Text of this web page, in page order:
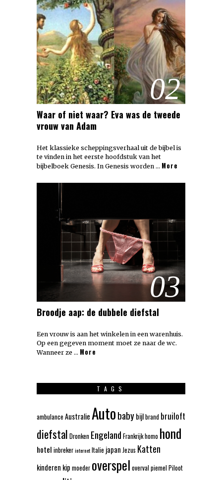
02
Waar of niet waar? Eva was de tweede
vrouw van Adam
Het klassieke scheppingsverhaal uit de bijbel is
te vinden in het eerste hoofdstuk van het
bijbelboek Genesis. In Genesis worden … More
03
Broodje aap: de dubbele diefstal
Een vrouw is aan het winkelen in een warenhuis.
Op een gegeven moment moet ze naar de wc.
Wanneer ze … More
TAGS
ambulance AustralieAutobabybijlbrand bruiloft
diefstal Dronken Engeland Frankrijkhomo hond
hotel inbrekerinternetItalie japan Jezus Katten
kinderen kip moeder overspel overvalpiemelPiloot